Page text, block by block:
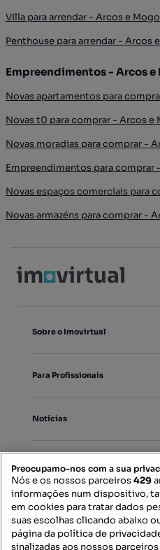
Villa para arrendar - Arcos e
Penthouse para arrendar - Arcos
Empreendimentos - Arcos e
Novas apartamentos para
Novas t0 para comprar - Arcos e
Novas moradias para comprar -
Empreendimentos para comprar
Novas espaços comerciais para
Novas armazéns para comprar -
Sobre o Imovirtual
Para Profissionais
Notícias
Mapa do Site
Preocupamo-nos com a sua
Nós e os nossos parceiros429
informações num dispositivo,
em cookies para tratar dados
suas escolhas clicando abaixo
página da política de
sinalizadas aos nossos